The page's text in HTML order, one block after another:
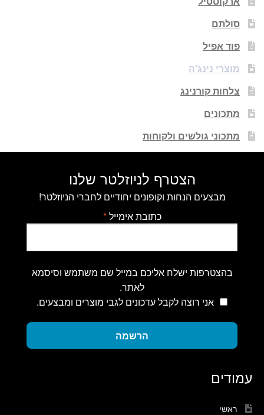
סולתם
פוד אפיל
מוצרי נינג'ה
צלחות קורנינג
מתכונים
מתכוני גולשים ולקוחות
הצטרף לניוזלטר שלנו
מבצעים הנחות וקופונים יחודיים לחברי הניוזלטר!
כתובת אימייל*
בהצטרפות ישלח אליכם במייל שם משתמש וסיסמא
לאתר.
אני רוצה לקבל עדכונים לגבי מוצרים ומבצעים.
הרשמה
עמודים
ראשי